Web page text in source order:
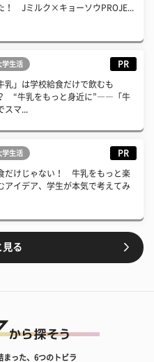
！ Jミルク×キョーソウPROJE...
学生活 PR
乳」は学校給食だけで飲むも
“牛乳をもっと身近に”――「牛
スマ...
学生活 PR
だけじゃない！ 牛乳をもっと楽
アイデア、学生が本気で考えてみ
見る
まった、6つのトビラ